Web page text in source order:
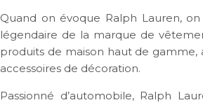
Quand on évoque Ralph Lauren,
légendaire de la marque de
produits de maison haut de
accessoires de décoration.
Passionné d’automobile, Ralph